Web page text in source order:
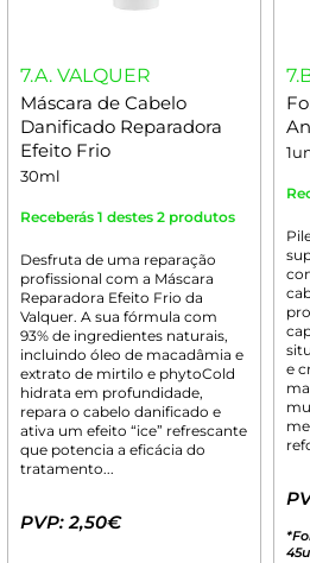
7.A. VALQUER
Máscara de Cabelo
Danificado Reparadora
Efeito Frio
30ml
Receberás 1 destes 2 produtos
Desfruta de uma reparação
profissional com a Máscara
Reparadora Efeito Frio da
Valquer. A sua fórmula com
93% de ingredientes naturais,
incluindo óleo de macadâmia e
extrato de mirtilo e phytoCold
hidrata em profundidade,
repara o cabelo danificado e
ativa um efeito “ice” refrescante
que potencia a eficácia do
tratamento...
PVP: 2,50€
e